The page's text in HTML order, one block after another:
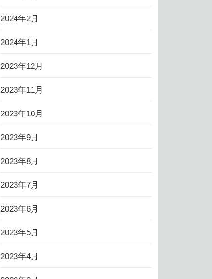
2024年2月
2024年1月
2023年12月
2023年11月
2023年10月
2023年9月
2023年8月
2023年7月
2023年6月
2023年5月
2023年4月